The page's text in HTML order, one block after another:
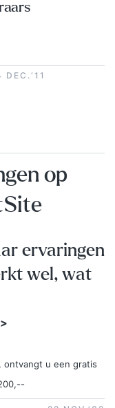
DEC.‘11
op
ervaringen
wel, wat
ontvangt u een gratis